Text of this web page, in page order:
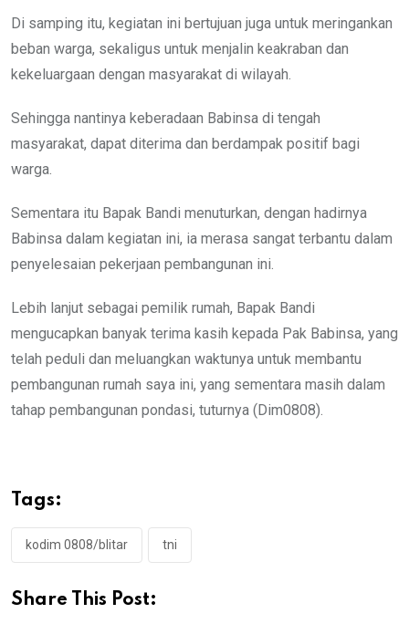
Di samping itu, kegiatan ini bertujuan juga untuk meringankan
beban warga, sekaligus untuk menjalin keakraban dan
kekeluargaan dengan masyarakat di wilayah.
Sehingga nantinya keberadaan Babinsa di tengah
masyarakat, dapat diterima dan berdampak positif bagi
warga.
Sementara itu Bapak Bandi menuturkan, dengan hadirnya
Babinsa dalam kegiatan ini, ia merasa sangat terbantu dalam
penyelesaian pekerjaan pembangunan ini.
Lebih lanjut sebagai pemilik rumah, Bapak Bandi
mengucapkan banyak terima kasih kepada Pak Babinsa, yang
telah peduli dan meluangkan waktunya untuk membantu
pembangunan rumah saya ini, yang sementara masih dalam
tahap pembangunan pondasi, tuturnya (Dim0808).
Tags:
kodim 0808/blitar tni
Share This Post: